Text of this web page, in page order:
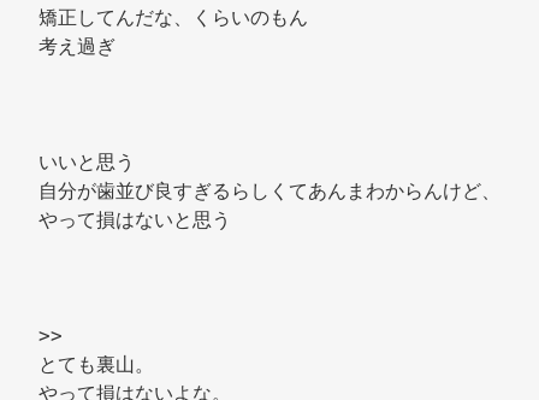
矯正してんだな、くらいのもん
考え過ぎ
いいと思う
自分が歯並び良すぎるらしくてあんまわからんけど、
やって損はないと思う
>>
とても裏山。
やって損はないよな。